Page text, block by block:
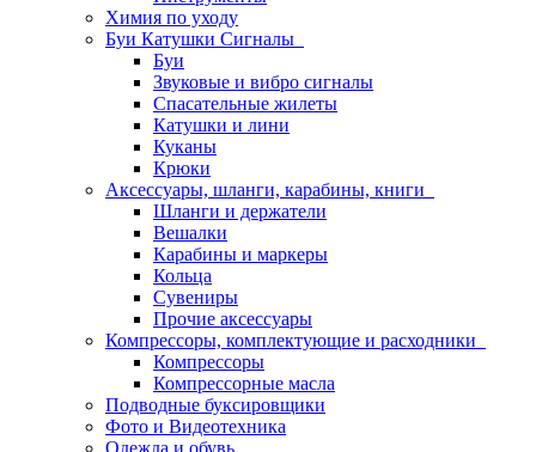
Химия по уходу
Буи Катушки Сигналы
Буи
Звуковые и вибро сигналы
Спасательные жилеты
Катушки и лини
Куканы
Крюки
Аксессуары, шланги, карабины, книги
Шланги и держатели
Вешалки
Карабины и маркеры
Кольца
Сувениры
Прочие аксессуары
Компрессоры, комплектующие и расходники
Компрессоры
Компрессорные масла
Подводные буксировщики
Фото и Видеотехника
Одежда и обувь